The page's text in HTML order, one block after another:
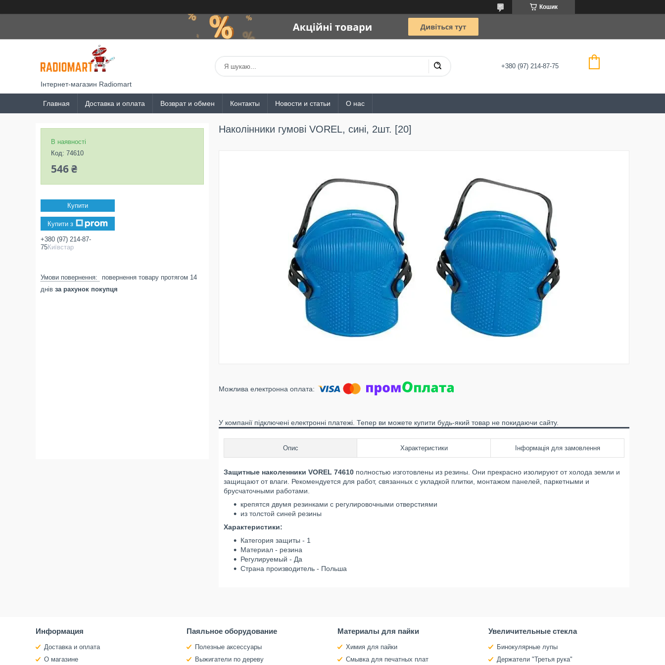
Кошик
Інтернет-магазин Radiomart
+380 (97) 214-87-75
Главная Доставка и оплата Возврат и обмен Контакты Новости и статьи О нас
Наколінники гумові VOREL, сині, 2шт. [20]
У компанії підключені електронні платежі. Тепер ви можете купити будь-який товар не покидаючи сайту.
Опис Характеристики Інформація для замовлення
Защитные наколенники VOREL 74610 полностью изготовлены из резины. Они прекрасно изолируют от холода земли и
защищают от влаги. Рекомендуется для работ, связанных с укладкой плитки, монтажом панелей, паркетными и
брусчаточными работами.
крепятся двумя резинками с регулировочными отверстиями
из толстой синей резины
Характеристики:
Категория защиты - 1
Материал - резина
Регулируемый - Да
Страна производитель - Польша
В наявності
Код: 74610
546 ₴
Купити
Купити з
+380 (97) 214-87-
75Київстар
повернення товару протягом 14
днів за рахунок покупця
Информация
Доставка и оплата
О магазине
Паяльное оборудование
Полезные аксессуары
Выжигатели по дереву
Материалы для пайки
Химия для пайки
Смывка для печатных плат
Увеличительные стекла
Бинокулярные лупы
Держатели "Третья рука"